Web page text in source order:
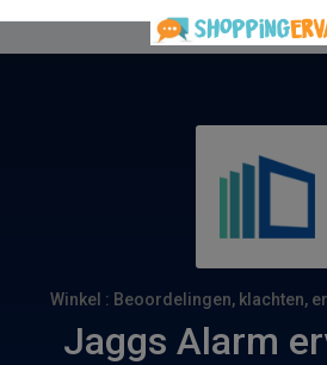
Winkel : Beoordelingen, klachten,
Jaggs Alarm